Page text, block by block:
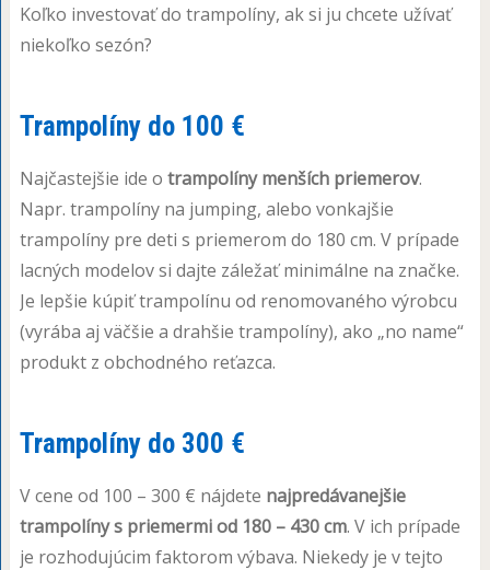
Koľko investovať do trampolíny, ak si ju chcete užívať
niekoľko sezón?
Trampolíny do 100 €
Najčastejšie ide o trampolíny menších priemerov.
Napr. trampolíny na jumping, alebo vonkajšie
trampolíny pre deti s priemerom do 180 cm. V prípade
lacných modelov si dajte záležať minimálne na značke.
Je lepšie kúpiť trampolínu od renomovaného výrobcu
(vyrába aj väčšie a drahšie trampolíny), ako „no name“
produkt z obchodného reťazca.
Trampolíny do 300 €
V cene od 100 – 300 € nájdete najpredávanejšie
trampolíny s priemermi od 180 – 430 cm. V ich prípade
je rozhodujúcim faktorom výbava. Niekedy je v tejto